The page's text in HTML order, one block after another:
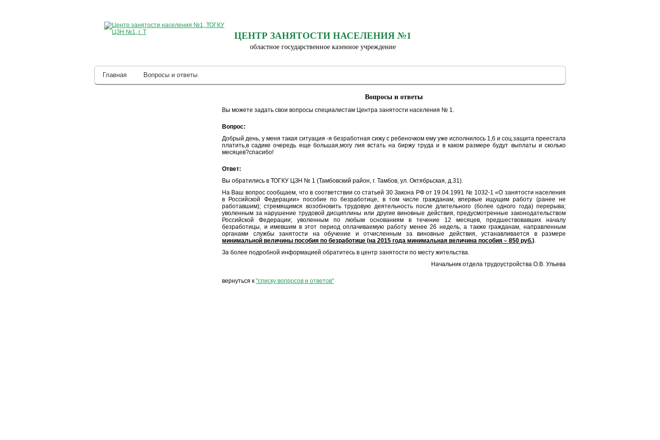
ЦЕНТР ЗАНЯТОСТИ НАСЕЛЕНИЯ №1
областное государственное казенное учреждение
Главная Вопросы и ответы
Вопросы и ответы
Вы можете задать свои вопросы специалистам Центра занятости населения № 1.
Вопрос:
Добрый день, у меня такая ситуация -я безработная сижу с ребеночком ему уже исполнилось 1,6 и соц.защита преестала
платить,в садике очередь еще большая,могу лия встать на биржу труда и в каком размере будут выплаты и сколько
месяцев?спасибо!
Ответ:
Вы обратились в ТОГКУ ЦЗН № 1 (Тамбовский район, г. Тамбов, ул. Октябрьская, д.31).
На Ваш вопрос сообщаем, что в соответствии со статьей 30 Закона РФ от 19.04.1991 № 1032-1 «О занятости населения
в Российской Федерации» пособие по безработице, в том числе гражданам, впервые ищущим работу (ранее не
работавшим); стремящимся возобновить трудовую деятельность после длительного (более одного года) перерыва;
уволенным за нарушение трудовой дисциплины или другие виновные действия, предусмотренные законодательством
Российской Федерации; уволенным по любым основаниям в течение 12 месяцев, предшествовавших началу
безработицы, и имевшим в этот период оплачиваемую работу менее 26 недель, а также гражданам, направленным
органами службы занятости на обучение и отчисленным за виновные действия, устанавливается в размере
минимальной величины пособия по безработице (на 2015 года минимальная величина пособия – 850 руб.).
За более подробной информацией обратитесь в центр занятости по месту жительства.
Начальник отдела трудоустройства О.В. Ульева
вернуться к "списку вопросов и ответов"